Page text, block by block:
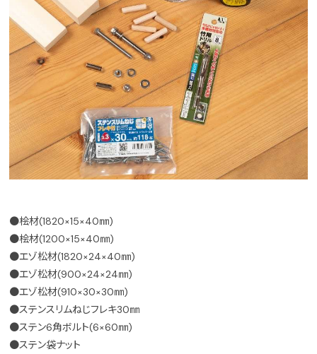
●桧材(1820×15×40㎜)
●桧材(1200×15×40㎜)
●エゾ松材(1820×24×40㎜)
●エゾ松材(900×24×24㎜)
●エゾ松材(910×30×30㎜)
●ステンスリムねじフレキ30㎜
●ステン6角ボルト(6×60㎜)
●ステン袋ナット